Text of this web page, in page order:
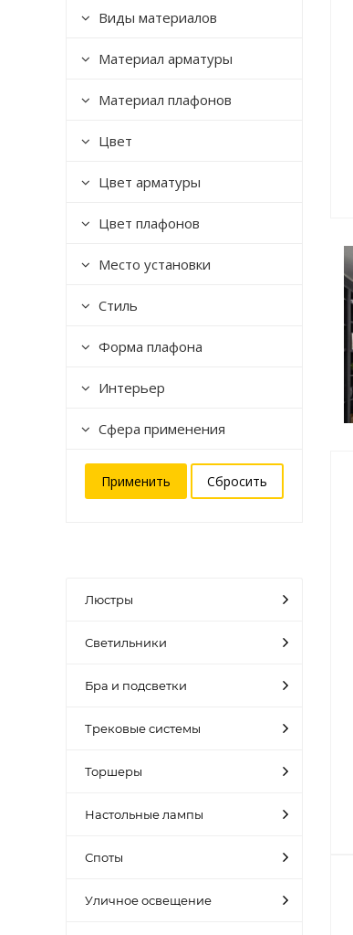
Виды материалов
Материал арматуры
Материал плафонов
Цвет
Цвет арматуры
Цвет плафонов
Место установки
Стиль
Форма плафона
Интерьер
Сфера применения
Люстры
Светильники
Бра и подсветки
Трековые системы
Торшеры
Настольные лампы
Споты
Уличное освещение